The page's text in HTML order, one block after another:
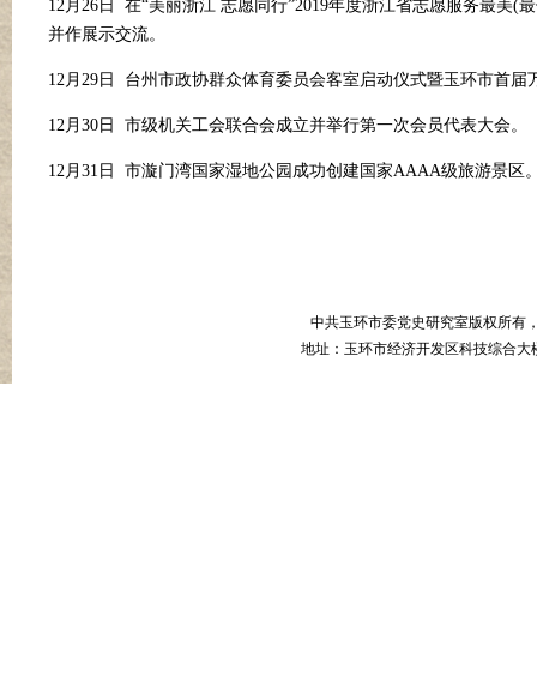
12月26日 在“美丽浙江 志愿同行”2019年度浙江省志愿服务最美(
并作展示交流。
12月29日 台州市政协群众体育委员会客室启动仪式暨玉环市首届
12月30日 市级机关工会联合会成立并举行第一次会员代表大会。
12月31日 市漩门湾国家湿地公园成功创建国家AAAA级旅游景区
中共玉环市委党史研究室版权所有
地址：玉环市经济开发区科技综合大